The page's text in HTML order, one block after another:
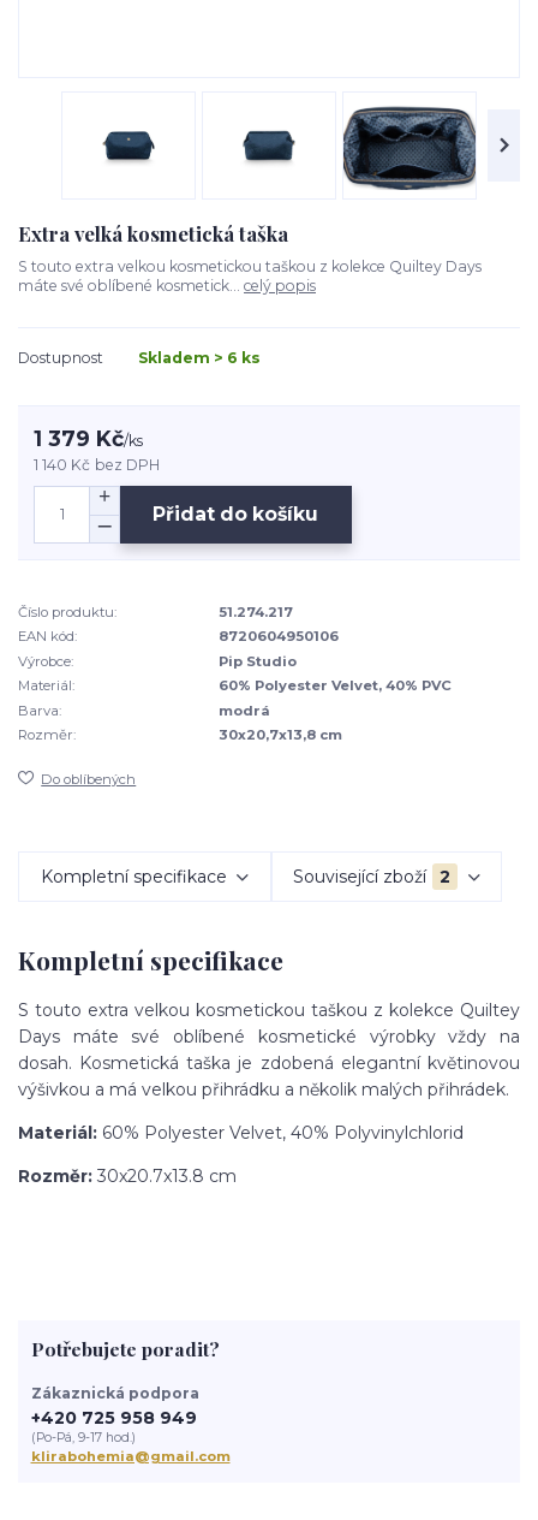
Extra velká kosmetická taška
S touto extra velkou kosmetickou taškou z kolekce Quiltey Days
máte své oblíbené kosmetick... celý popis
Dostupnost Skladem > 6 ks
1 379 Kč/ks
1 140 Kč bez DPH
Přidat do košíku
Číslo produktu:
51.274.217
EAN kód:
8720604950106
Výrobce:
Pip Studio
Materiál:
60% Polyester Velvet, 40% PVC
Barva:
modrá
Rozměr:
30x20,7x13,8 cm
Do oblíbených
Kompletní specifikace Související zboží 2
Kompletní specifikace
S touto extra velkou kosmetickou taškou z kolekce Quiltey
Days máte své oblíbené kosmetické výrobky vždy na
dosah. Kosmetická taška je zdobená elegantní květinovou
výšivkou a má velkou přihrádku a několik malých přihrádek.
Materiál: 60% Polyester Velvet, 40% Polyvinylchlorid
Rozměr: 30x20.7x13.8 cm
Potřebujete poradit?
Zákaznická podpora
+420 725 958 949
(Po-Pá, 9-17 hod.)
klirabohemia@gmail.com